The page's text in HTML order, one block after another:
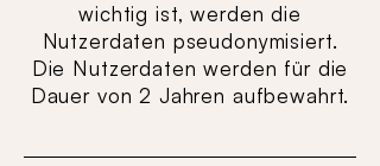
wichtig ist, werden die
Nutzerdaten pseudonymisiert.
Die Nutzerdaten werden für die
Dauer von 2 Jahren aufbewahrt.